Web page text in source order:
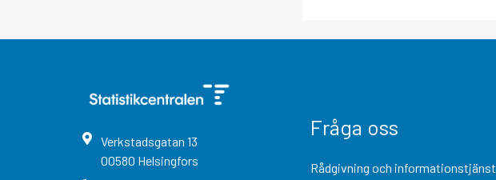
Verkstadsgatan 13
00580 Helsingfors
Fråga oss
Rådgivning och informationstjänst